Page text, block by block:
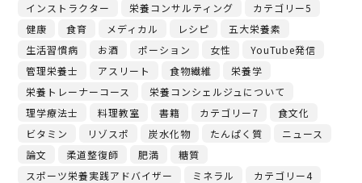
インストラクター
栄養コンサルティング
カテゴリー5
健康
食育 メディカル レシピ
五大栄養素
生活習慣病
お酒 ポーション 女性
YouTube発信
管理栄養士
アスリート 食物繊維
栄養学
栄養トレーナーコース
栄養コンシェルジュについて
理学療法士
料理教室 書籍 カテゴリー7
食文化
ビタミン
リゾスポ 炭水化物 たんぱく質
ニュース
論文
柔道整復師 肥満
糖質
スポーツ栄養実践アドバイザー
ミネラル
カテゴリー4